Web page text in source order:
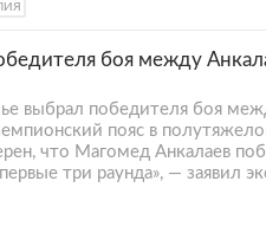
боя между
выбрал победителя боя
пояс в
что Магомед Анкалаев
три раунда», — заявил